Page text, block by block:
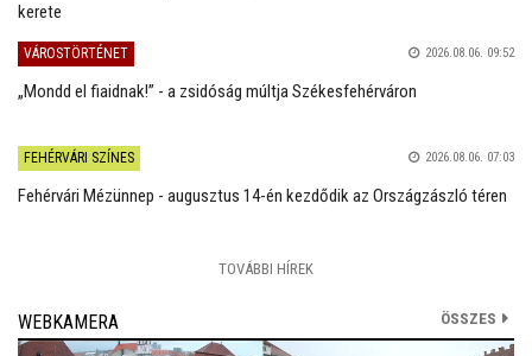
kerete
VÁROSTÖRTÉNET 2026.08.06. 09:52
„Mondd el fiaidnak!” - a zsidóság múltja Székesfehérváron
FEHÉRVÁRI SZÍNES 2026.08.06. 07:03
Fehérvári Mézünnep - augusztus 14-én kezdődik az Országzászló téren
TOVÁBBI HÍREK
WEBKAMERA ÖSSZES